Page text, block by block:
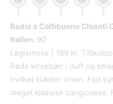
Badia a Coltibuono Chianti
Italien. 90
Løgismose | 169 kr.
Røde kirsebær i duft og
hvilket klæder vinen. Flot
meget klassisk sangiovese.